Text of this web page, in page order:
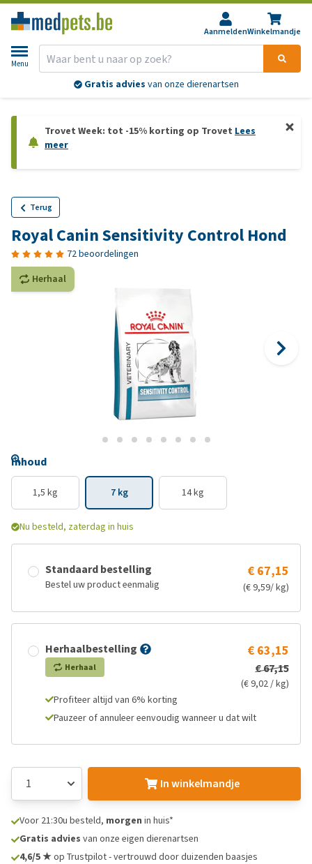
AanmeldenWinkelmandje
Menu
Gratisverzending v.a. €89,-
Trovet Week: tot -15% korting op Trovet Lees
meer
Terug
Royal Canin Sensitivity Control Hond
72 beoordelingen
Herhaal
Inhoud
1,5 kg 7 kg 14 kg
Nu besteld, zaterdag in huis
Standaard bestelling
Bestel uw product eenmalig
€ 67,15
(€ 9,59/ kg)
Herhaalbestelling
Herhaal
€ 63,15
€ 67,15
(€ 9,02 / kg)
Profiteer altijd van 6% korting
Pauzeer of annuleer eenvoudig wanneer u dat wilt
In winkelmandje
Voor 21:30u besteld, morgen in huis*
Gratis advies van onze eigen dierenartsen
4,6/5 ★op Trustpilot - vertrouwd door duizenden baasjes